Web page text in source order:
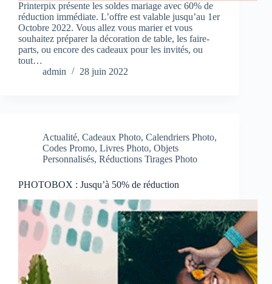
Printerpix présente les soldes mariage avec 60% de
réduction immédiate. L’offre est valable jusqu’au 1er
Octobre 2022. Vous allez vous marier et vous
souhaitez préparer la décoration de table, les faire-
parts, ou encore des cadeaux pour les invités, ou
tout…
admin
28 juin 2022
Actualité, Cadeaux Photo, Calendriers Photo,
Codes Promo, Livres Photo, Objets
Personnalisés, Réductions Tirages Photo
PHOTOBOX : Jusqu’à 50% de réduction